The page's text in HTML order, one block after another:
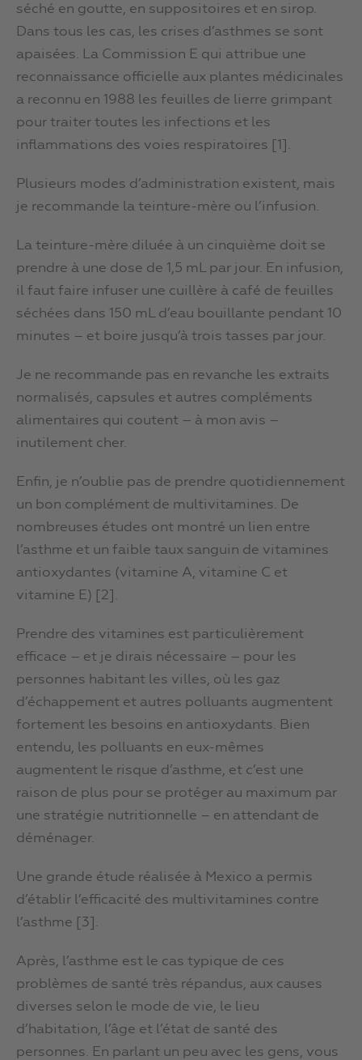
séché en goutte, en suppositoires et en sirop.
Dans tous les cas, les crises d’asthmes se sont
apaisées. La Commission E qui attribue une
reconnaissance officielle aux plantes médicinales
a reconnu en 1988 les feuilles de lierre grimpant
pour traiter toutes les infections et les
inflammations des voies respiratoires [1].
Plusieurs modes d’administration existent, mais
je recommande la teinture-mère ou l’infusion.
La teinture-mère diluée à un cinquième doit se
prendre à une dose de 1,5 mL par jour. En infusion,
il faut faire infuser une cuillère à café de feuilles
séchées dans 150 mL d’eau bouillante pendant 10
minutes – et boire jusqu’à trois tasses par jour.
Je ne recommande pas en revanche les extraits
normalisés, capsules et autres compléments
alimentaires qui coutent – à mon avis –
inutilement cher.
Enfin, je n’oublie pas de prendre quotidiennement
un bon complément de multivitamines. De
nombreuses études ont montré un lien entre
l’asthme et un faible taux sanguin de vitamines
antioxydantes (vitamine A, vitamine C et
vitamine E) [2].
Prendre des vitamines est particulièrement
efficace – et je dirais nécessaire – pour les
personnes habitant les villes, où les gaz
d’échappement et autres polluants augmentent
fortement les besoins en antioxydants. Bien
entendu, les polluants en eux-mêmes
augmentent le risque d’asthme, et c’est une
raison de plus pour se protéger au maximum par
une stratégie nutritionnelle – en attendant de
déménager.
Une grande étude réalisée à Mexico a permis
d’établir l’efficacité des multivitamines contre
l’asthme [3].
Après, l’asthme est le cas typique de ces
problèmes de santé très répandus, aux causes
diverses selon le mode de vie, le lieu
d’habitation, l’âge et l’état de santé des
personnes. En parlant un peu avec les gens, vous